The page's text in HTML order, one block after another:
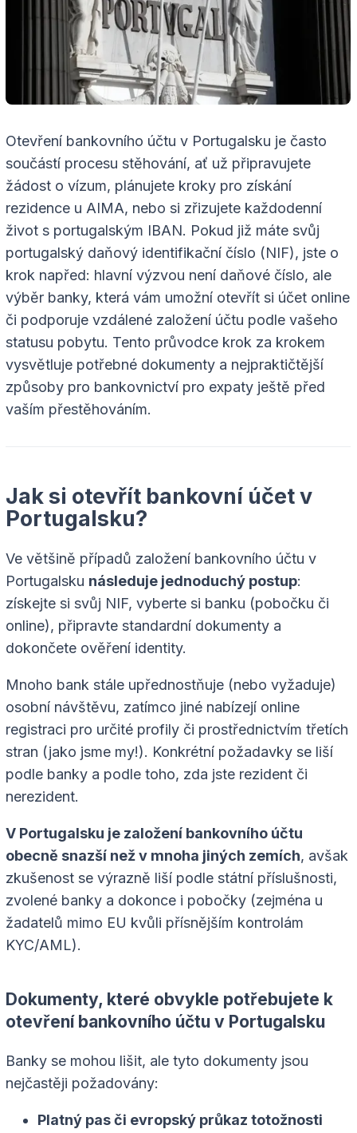
Otevření bankovního účtu v Portugalsku je často
součástí procesu stěhování, ať už připravujete
žádost o vízum, plánujete kroky pro získání
rezidence u AIMA, nebo si zřizujete každodenní
život s portugalským IBAN. Pokud již máte svůj
portugalský daňový identifikační číslo (NIF), jste o
krok napřed: hlavní výzvou není daňové číslo, ale
výběr banky, která vám umožní otevřít si účet online
či podporuje vzdálené založení účtu podle vašeho
statusu pobytu. Tento průvodce krok za krokem
vysvětluje potřebné dokumenty a nejpraktičtější
způsoby pro bankovnictví pro expaty ještě před
vaším přestěhováním.
Jak si otevřít bankovní účet v
Portugalsku?
Ve většině případů založení bankovního účtu v
Portugalsku následuje jednoduchý postup:
získejte si svůj NIF, vyberte si banku (pobočku či
online), připravte standardní dokumenty a
dokončete ověření identity.
Mnoho bank stále upřednostňuje (nebo vyžaduje)
osobní návštěvu, zatímco jiné nabízejí online
registraci pro určité profily či prostřednictvím třetích
stran (jako jsme my!). Konkrétní požadavky se liší
podle banky a podle toho, zda jste rezident či
nerezident.
V Portugalsku je založení bankovního účtu
obecně snazší než v mnoha jiných zemích, avšak
zkušenost se výrazně liší podle státní příslušnosti,
zvolené banky a dokonce i pobočky (zejména u
žadatelů mimo EU kvůli přísnějším kontrolám
KYC/AML).
Dokumenty, které obvykle potřebujete k
otevření bankovního účtu v Portugalsku
Banky se mohou lišit, ale tyto dokumenty jsou
nejčastěji požadovány:
Platný pas či evropský průkaz totožnosti